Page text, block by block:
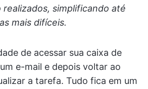
realizados, simplificando até
mais difíceis.
de acessar sua caixa de
e-mail e depois voltar ao
a tarefa. Tudo fica em um